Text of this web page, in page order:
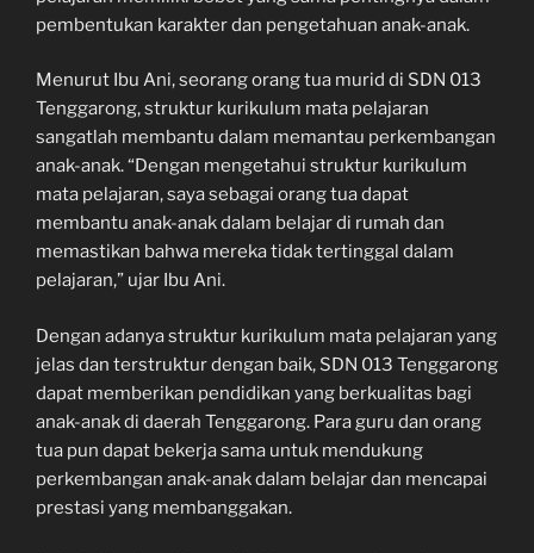
pembentukan karakter dan pengetahuan anak-anak.
Menurut Ibu Ani, seorang orang tua murid di SDN 013
Tenggarong, struktur kurikulum mata pelajaran
sangatlah membantu dalam memantau perkembangan
anak-anak. “Dengan mengetahui struktur kurikulum
mata pelajaran, saya sebagai orang tua dapat
membantu anak-anak dalam belajar di rumah dan
memastikan bahwa mereka tidak tertinggal dalam
pelajaran,” ujar Ibu Ani.
Dengan adanya struktur kurikulum mata pelajaran yang
jelas dan terstruktur dengan baik, SDN 013 Tenggarong
dapat memberikan pendidikan yang berkualitas bagi
anak-anak di daerah Tenggarong. Para guru dan orang
tua pun dapat bekerja sama untuk mendukung
perkembangan anak-anak dalam belajar dan mencapai
prestasi yang membanggakan.